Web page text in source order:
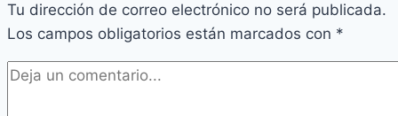
Tu dirección de correo electrónico no será publicada.
Los campos obligatorios están marcados con *